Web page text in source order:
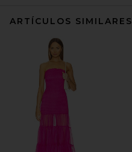
ARTÍCULOS SIMILARES